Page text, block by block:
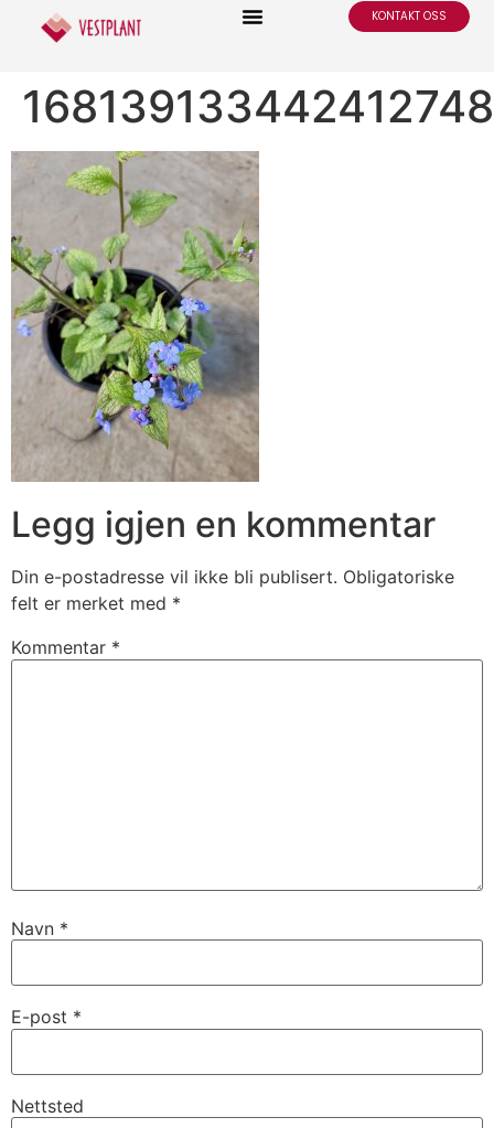
KONTAKT OSS
Legg igjen en kommentar
Din e-postadresse vil ikke bli publisert. Obligatoriske
felt er merket med *
Kommentar *
Navn *
E-post *
Nettsted